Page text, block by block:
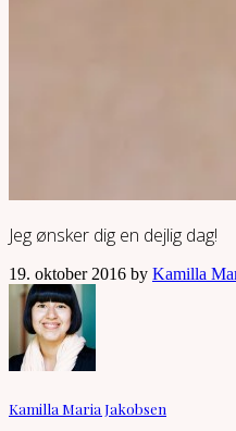
Jeg ønsker dig en dejlig dag!
19. oktober 2016 by Kamilla
Kamilla Maria Jakobsen